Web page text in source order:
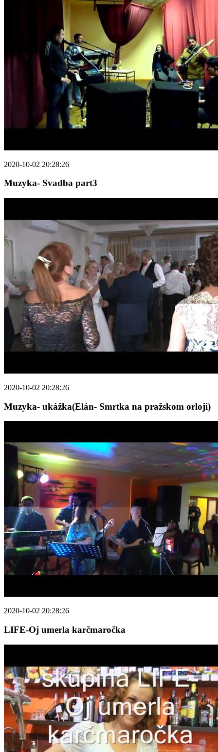
2020-10-02 20:28:26
Muzyka- Svadba part3
2020-10-02 20:28:26
Muzyka- ukážka(Elán- Smrtka na pražskom orloji)
2020-10-02 20:28:26
LIFE-Oj umerla karčmaročka